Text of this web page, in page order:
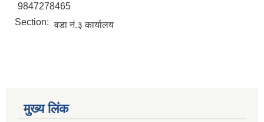
9847278465
Section: वडा नं.३ कार्यालय
मुख्य लिंक